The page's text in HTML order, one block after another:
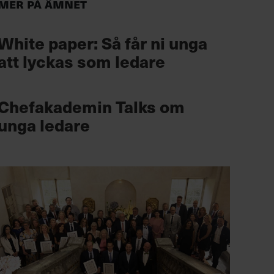
paper: Så får ni unga
lyckas som ledare
Talks om
ledare